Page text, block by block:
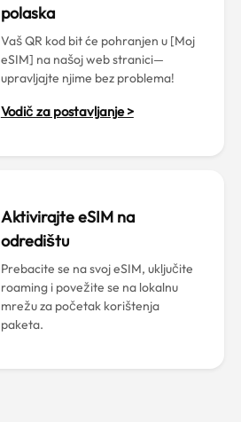
polaska
Vaš QR kod bit će pohranjen u [Moj
eSIM] na našoj web stranici—
upravljajte njime bez problema!
Vodič za postavljanje >
Aktivirajte eSIM na
odredištu
Prebacite se na svoj eSIM, uključite
roaming i povežite se na lokalnu
mrežu za početak korištenja
paketa.